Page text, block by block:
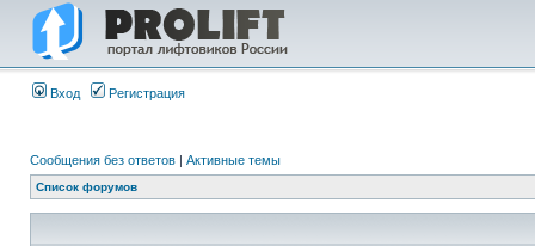
Вход Регистрация
Сообщения без ответов | Активные темы
Список форумов